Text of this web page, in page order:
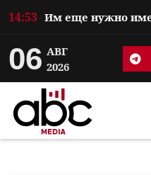
14:53
06 АВГ
2026